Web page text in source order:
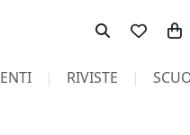
RIVISTE